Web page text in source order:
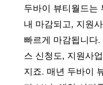
두바이 뷰티월드는
내 마감되고, 지원
빠르게 마감됩니다
스 신청도, 지원사
지죠. 매년 두바이